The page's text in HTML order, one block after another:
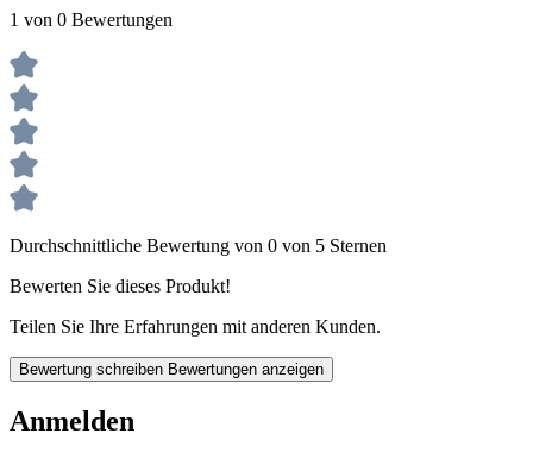
1 von 0 Bewertungen
Durchschnittliche Bewertung von 0 von 5 Sternen
Bewerten Sie dieses Produkt!
Teilen Sie Ihre Erfahrungen mit anderen Kunden.
Bewertung schreiben Bewertungen anzeigen
Anmelden